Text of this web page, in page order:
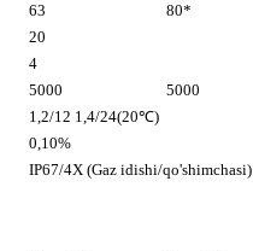
63 80*
20
4
5000 5000
1,2/12 1,4/24(20℃)
0,10%
IP67/4X (Gaz idishi/qo'shimchasi)